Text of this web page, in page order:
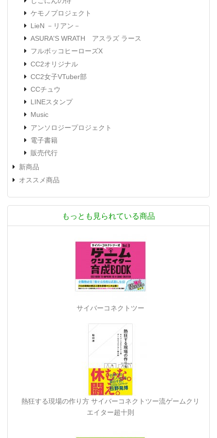
ケモノプロジェクト
LieN －リアン－
ASURA'S WRATH アスラズ ラース
フルボッコヒーローズX
CC2オリジナル
CC2女子VTuber部
CCチュウ
LINEスタンプ
Music
アンソロジープロジェクト
電子書籍
販売代行
新商品
オススメ商品
もっとも見られている商品
サイバーコネクトツー
熱狂する現場の作り方 サイバーコネクトツー流ゲームクリ
エイター超十則